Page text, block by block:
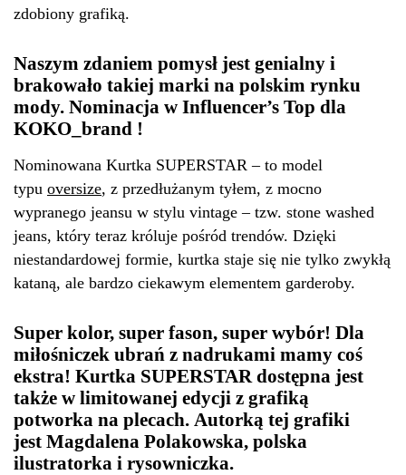
zdobiony grafiką.
Naszym zdaniem pomysł jest genialny i
brakowało takiej marki na polskim rynku
mody. Nominacja w Influencer’s Top dla
KOKO_brand !
Nominowana Kurtka SUPERSTAR – to model
typu oversize, z przedłużanym tyłem, z mocno
wypranego jeansu w stylu vintage – tzw. stone washed
jeans, który teraz króluje pośród trendów. Dzięki
niestandardowej formie, kurtka staje się nie tylko zwykłą
kataną, ale bardzo ciekawym elementem garderoby.
Super kolor, super fason, super wybór! Dla
miłośniczek ubrań z nadrukami mamy coś
ekstra! Kurtka SUPERSTARdostępna jest
także w limitowanej edycji z grafiką
potworka na plecach. Autorką tej grafiki
jest Magdalena Polakowska, polska
ilustratorka i rysowniczka.